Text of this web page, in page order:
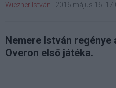
Wiezner István 2016 május 16.
Nemere István regénye
Overon első játéka.